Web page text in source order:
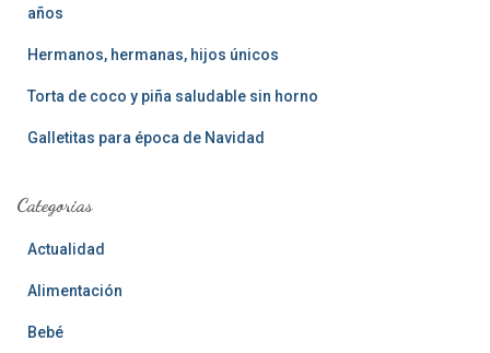
años
Hermanos, hermanas, hijos únicos
Torta de coco y piña saludable sin horno
Galletitas para época de Navidad
Categorias
Actualidad
Alimentación
Bebé